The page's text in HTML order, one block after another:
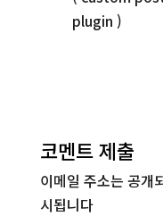
plugin )
코멘트 제출
이메일 주소는 공개
시됩니다